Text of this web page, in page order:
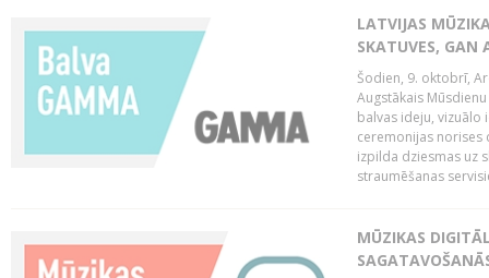
LATVIJAS
SKATUVES, GAN
Šodien, 9. oktobrī,
Augstākais
balvas ideju,
ceremonijas norises
izpilda dziesmas uz
straumēšanas
MŪZIKAS